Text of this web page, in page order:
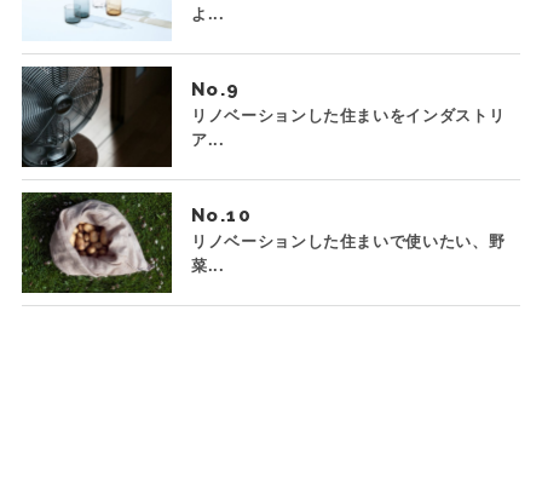
よ...
No.
リノベーションした住まいをインダストリ
ア...
No.
リノベーションした住まいで使いたい、野
菜...